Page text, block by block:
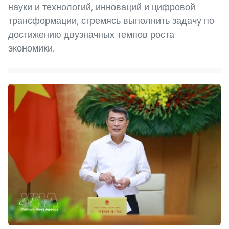
науки и технологий, инноваций и цифровой
трансформации, стремясь выполнить задачу по
достижению двузначных темпов роста
экономики.